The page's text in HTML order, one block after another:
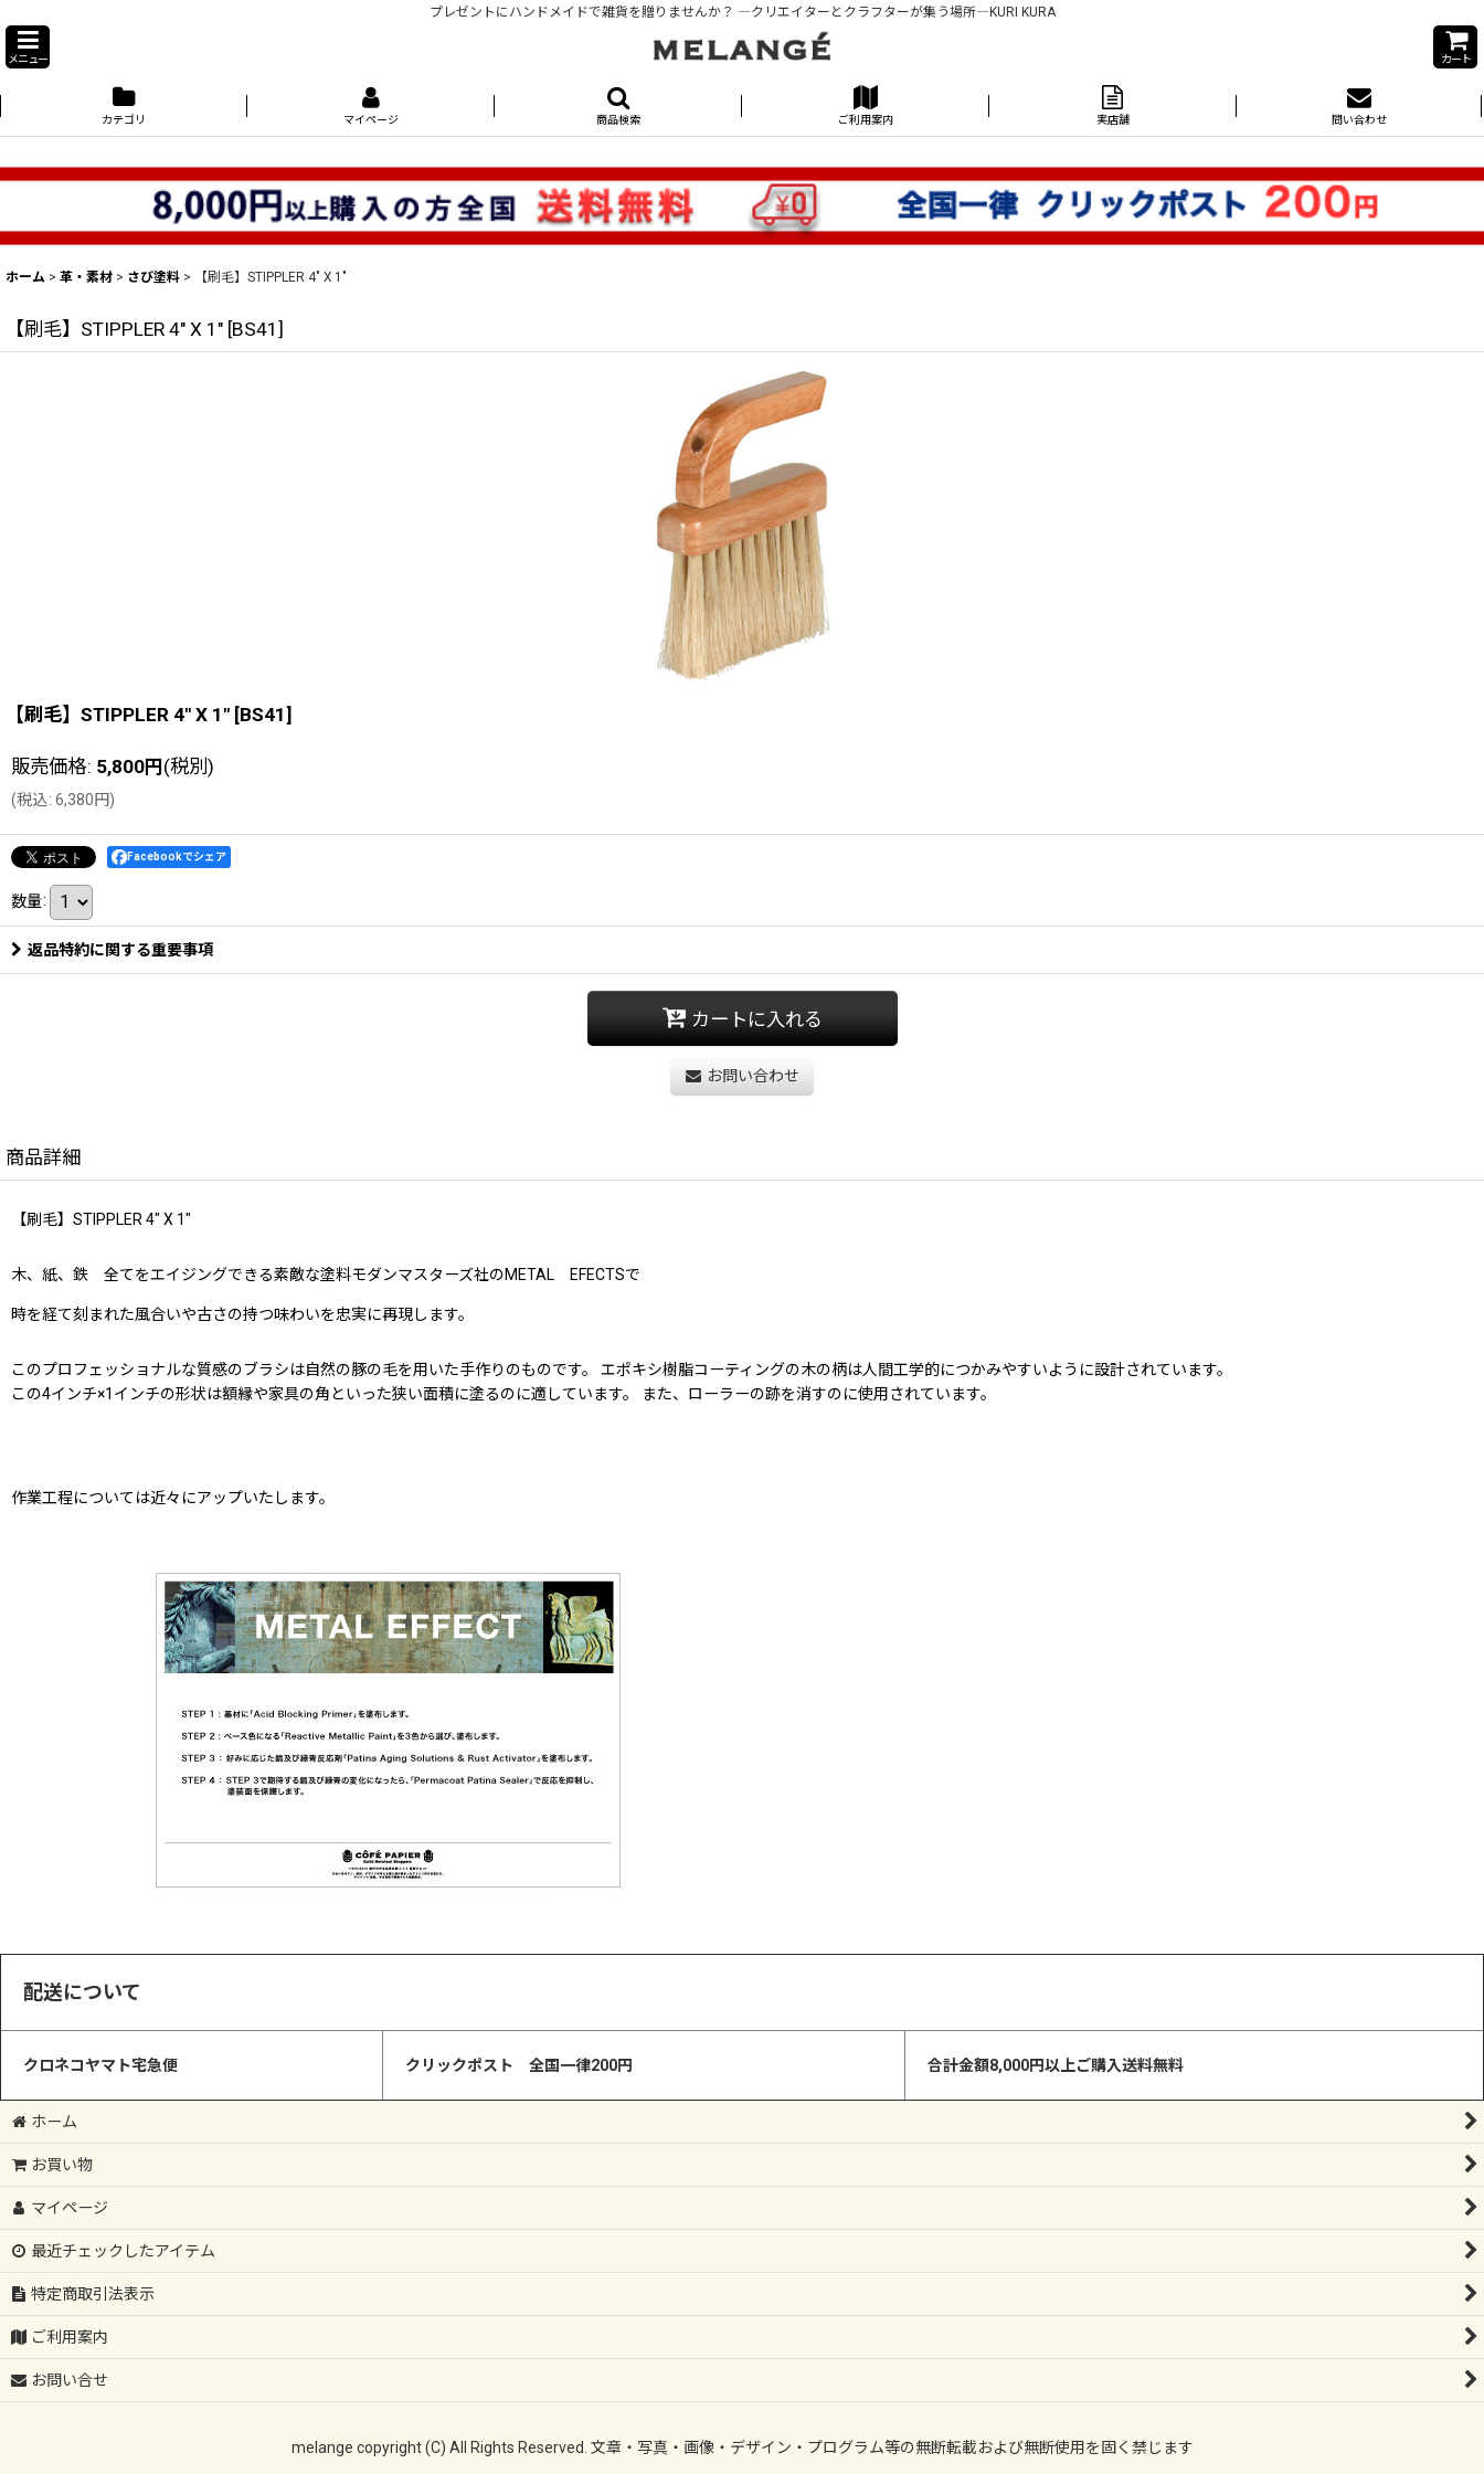
プレゼントにハンドメイドで雑貨を贈りませんか？ ―クリエイターとクラフターが集う場所―KURI KURA
メニュー カート
カテゴリ マイページ 商品検索 ご利用案内 実店舗 問い合わせ
ホーム > 革・素材 > さび塗料 > 【刷毛】STIPPLER 4" X 1"
【刷毛】STIPPLER 4" X 1" [BS41 ]
【刷毛】STIPPLER 4" X 1" [BS41]
販売価格: 5,800円(税別)
(税込: 6,380円)
Facebookでシェア
数量:
返品特約に関する重要事項
カートに入れる
お問い合わせ
商品詳細
【刷毛】STIPPLER 4" X 1"
木、紙、鉄 全てをエイジングできる素敵な塗料モダンマスターズ社のMETAL EFECTSで
時を経て刻まれた風合いや古さの持つ味わいを忠実に再現します。
このプロフェッショナルな質感のブラシは自然の豚の毛を用いた手作りのものです。 エポキシ樹脂コーティングの木の柄は人間工学的につかみやすいように設計されています。
この4インチ×1インチの形状は額縁や家具の角といった狭い面積に塗るのに適しています。 また、ローラーの跡を消すのに使用されています。
作業工程については近々にアップいたします。
配送について
クロネコヤマト宅急便 クリックポスト 全国一律200円 合計金額8,000円以上ご購入送料無料
ホーム
お買い物
マイページ
最近チェックしたアイテム
特定商取引法表示
ご利用案内
お問い合せ
melange copyright (C) All Rights Reserved. 文章・写真・画像・デザイン・プログラム等の無断転載および無断使用を固く禁じます